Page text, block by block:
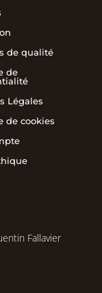
de qualité
de
Légales
de cookies
Fallavier